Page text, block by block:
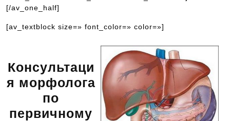
[/av_one_half]
[av_textblock size=» font_color=» color=»]
Консультаци
я морфолога
по
первичному